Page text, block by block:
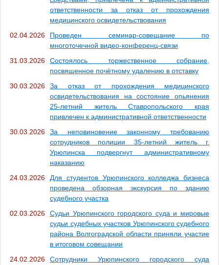
ответственности за отказ от прохождения
медицинского освидетельствования
02.04.2026
Проведен семинар-совещание по
многоточечной видео-конференц-связи
31.03.2026
Состоялось торжественное собрание,
посвященное почётному удалению в отставку
30.03.2026
За отказ от прохождения медицинского
освидетельствования на состояние опьянения
25-летний житель Ставропольского края
привлечен к административной ответственности
30.03.2026
За неповиновение законному требованию
сотрудников полиции 35-летний житель г.
Урюпинска подвергнут административному
наказанию
24.03.2026
Для студентов Урюпинского колледжа бизнеса
проведена обзорная экскурсия по зданию
судебного участка
02.03.2026
Судьи Урюпинского городского суда и мировые
судьи судебных участков Урюпинского судебного
района Волгоградской области приняли участие
в итоговом совещании
24.02.2026
Сотрудники Урюпинского городского суда